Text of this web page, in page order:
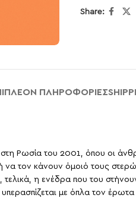
Share:
ΠΛΗΡΟΦΟΡΊΕΣ
Ρωσία του 2001, όπου οι
τον κάνουν όμοιό τους
η ενέδρα που του
με όπλα τον